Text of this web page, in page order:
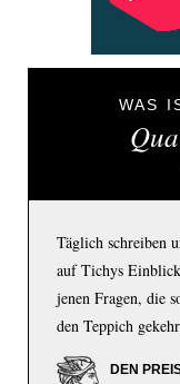
WAS
Täglich schreiben
auf Tichys
jenen Fragen, die
den Teppich
DEN